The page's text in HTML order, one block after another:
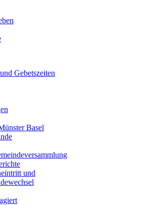
Gebetszeiten
Basel
und